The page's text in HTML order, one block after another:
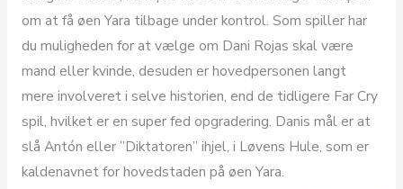
om at få øen Yara tilbage under kontrol. Som spiller har
du muligheden for at vælge om Dani Rojas skal være
mand eller kvinde, desuden er hovedpersonen langt
mere involveret i selve historien, end de tidligere Far Cry
spil, hvilket er en super fed opgradering. Danis mål er at
slå Antón eller ”Diktatoren” ihjel, i Løvens Hule, som er
kaldenavnet for hovedstaden på øen Yara.